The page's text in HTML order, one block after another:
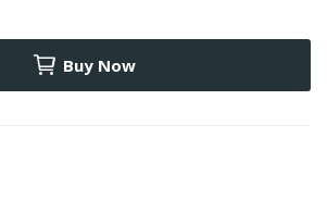
Buy Now